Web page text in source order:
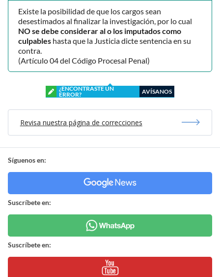
Existe la posibilidad de que los cargos sean
desestimados al finalizar la investigación, por lo cual
NO se debe considerar al o los imputados como
culpables hasta que la Justicia dicte sentencia en su
contra.
(Artículo 04 del Código Procesal Penal)
¿ENCONTRASTE UN
ERROR?
AVÍSANOS
Revisa nuestra página de correcciones
Síguenos en:
Suscríbete en:
Suscríbete en: